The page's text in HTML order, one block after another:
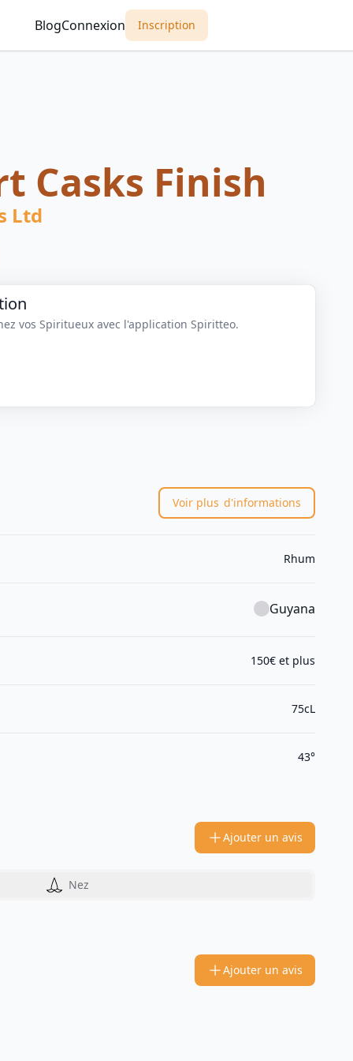
BlogConnexion Inscription
Casks Finish
Ltd
vos Spiritueux avec l'application Spiritteo.
Voir plus d'informations
Rhum
Guyana
150€ et plus
75cL
43°
Ajouter un avis
Nez
Ajouter un avis